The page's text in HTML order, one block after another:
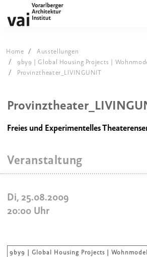
Home
Ausstellungen
9by9 | Global Housing Projects |
Provinztheater_LIVINGUNIT
Freies und Experimentelles
Veranstaltung
Di, 25.08.2009
20:00 Uhr
9by9 | Global Housing Projects |